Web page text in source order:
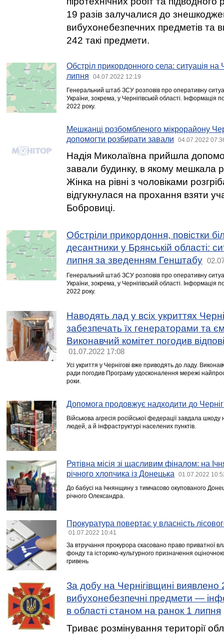
19 разів залучалися до
вибухонебезпечних предметів та
242 такі предмети.
Обстріл прикордонного села: ситуація на
липня
04.07.2022 12:19
Генеральний штаб ЗСУ розповів про оперативну
України, зокрема, у Чернігівській області.
2022 року.
Мешканці розбомбленого мікрорайону
допомогти розбирати завали
04.07.2022
Надія Миколаївна прийшла
завали будинку, в якому мешкала
Жінка на рівні з чоловіками
відгукнулася на прохання взяти
Бобровиці.
Обстріли прикордоння, повістки
десантники у Брянській області:
липня за зведенням Генштабу
Генеральний штаб ЗСУ розповів про оперативну
України, зокрема, у Чернігівській області.
2022 року.
Наводять лад у всіх укриттях
забезпечать їх генераторами та
Виконавчий комітет погодив
01.07.2022 17:08
Усі укриття у Чернігові вже приводять до ладу.
ради погодив Програму удосконалення мережі
роки.
Допомога продовжує надходити до
Військова агресія російської федерації завдала
людей, а й інфраструктурі населених пунктів.
Рятівна місія зі щасливим фіналом: на
річного хлопчика із Донецька
01.07.2022
До бабусі на Ічнянщину з тимчасово окупованого
річного Олександра.
Прокуратура повертає у власність
01.07.2022 10:41
За втручання прокурора скасовано право приватної
фонду та історико-культурного призначення
гривень
За добу на Чернігівщині виявлено
вибухонебезпечні предмети —
в області станом на ранок 1 липня
Триває розмінування території